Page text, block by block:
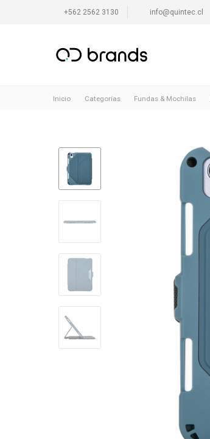
+562 2562 3130 info@quintec.cl
Inicio Categorías Fundas & Mochilas